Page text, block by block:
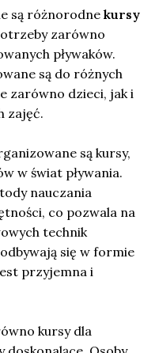
są różnorodnekursy
zarówno
pływaków.
są do różnych
zarówno dzieci, jak i
zajęć.
są kursy,
w świat pływania.
nauczania
co pozwala na
technik
się w formie
przyjemna i
kursy dla